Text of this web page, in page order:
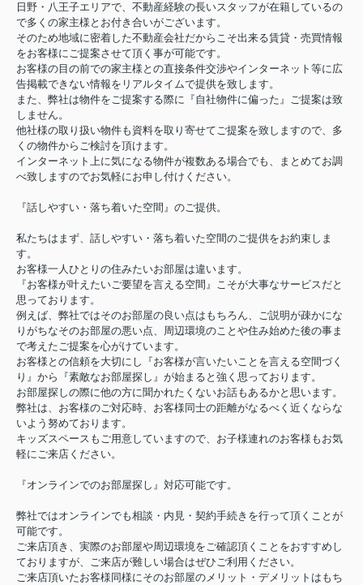
日野・八王子エリアで、不動産経験の長いスタッフが在籍しているの
で多くの家主様とお付き合いがございます。
そのため地域に密着した不動産会社だからこそ出来る賃貸・売買情報
をお客様にご提案させて頂く事が可能です。
お客様の目の前での家主様との直接条件交渉やインターネット等に広
告掲載できない情報をリアルタイムで提供を致します。
また、弊社は物件をご提案する際に『自社物件に偏った』ご提案は致
しません。
他社様の取り扱い物件も資料を取り寄せてご提案を致しますので、多
くの物件からご検討を頂けます。
インターネット上に気になる物件が複数ある場合でも、まとめてお調
べ致しますのでお気軽にお申し付けください。
『話しやすい・落ち着いた空間』のご提供。
私たちはまず、話しやすい・落ち着いた空間のご提供をお約束しま
す。
お客様一人ひとりの住みたいお部屋は違います。
『お客様が叶えたいご要望を言える空間』こそが大事なサービスだと
思っております。
例えば、弊社ではそのお部屋の良い点はもちろん、ご説明が疎かにな
りがちなそのお部屋の悪い点、周辺環境のことや住み始めた後の事ま
で考えたご提案を心がけています。
お客様との信頼を大切にし『お客様が言いたいことを言える空間づく
り』から『素敵なお部屋探し』が始まると強く思っております。
お部屋探しの際に他の方に聞かれたくないお話もあるかと思います。
弊社は、お客様のご対応時、お客様同士の距離がなるべく近くならな
いよう努めております。
キッズスペースもご用意していますので、お子様連れのお客様もお気
軽にご来店ください。
『オンラインでのお部屋探し』対応可能です。
弊社ではオンラインでも相談・内見・契約手続きを行って頂くことが
可能です。
ご来店頂き、実際のお部屋や周辺環境をご確認頂くことをおすすめし
ておりますが、ご来店が難しい場合はぜひご利用ください。
ご来店頂いたお客様同様にそのお部屋のメリット・デメリットはもち